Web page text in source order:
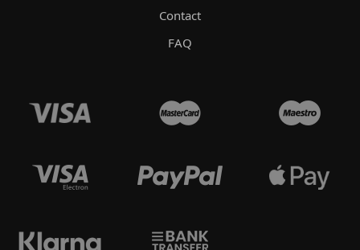
Contact
FAQ